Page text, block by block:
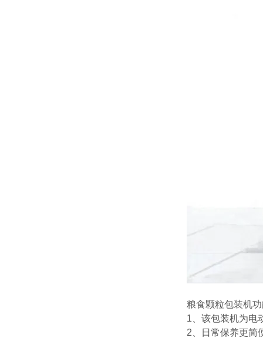
粮食颗粒包装机
1、该包装机为电
2、日常保养更简